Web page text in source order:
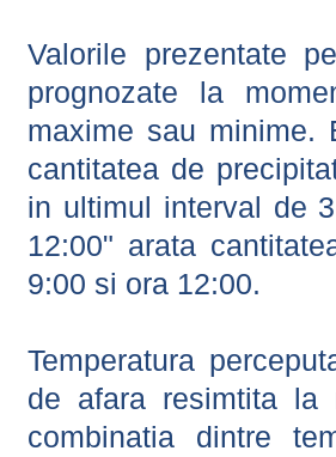
Valorile prezentate
prognozate la
maxime sau minime.
cantitatea de
in ultimul interval de
12:00" arata
9:00 si ora 12:00.
Temperatura
de afara resimtita la
combinatia dintre